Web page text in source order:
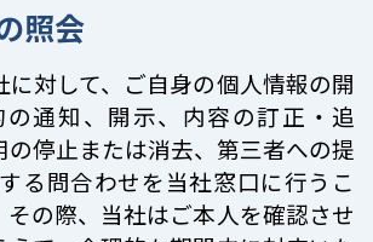
照会
対して、ご自身の個人情報の開
通知、開示、内容の訂正・追
の停止または消去、第三者への提
る問合わせを当社窓口に行うこ
その際、当社はご本人を確認させ